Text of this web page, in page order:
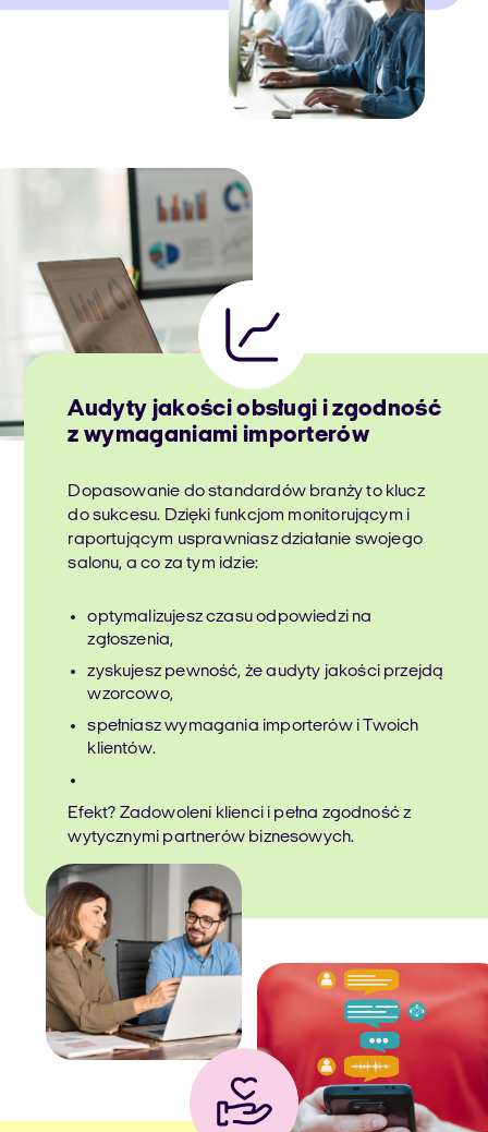
Audyty jakości obsługi i zgodność
z wymaganiami importerów
Dopasowanie do standardów branży to klucz
do sukcesu. Dzięki funkcjom monitorującym i
raportującym usprawniasz działanie swojego
salonu, a co za tym idzie:
optymalizujesz czasu odpowiedzi na
zgłoszenia,
zyskujesz pewność, że audyty jakości przejdą
wzorcowo,
spełniasz wymagania importerów i Twoich
klientów.
Efekt? Zadowoleni klienci i pełna zgodność z
wytycznymi partnerów biznesowych.